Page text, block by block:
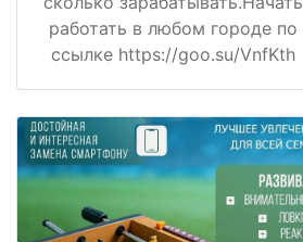
работать в любом городе по
ссылке https://goo.su/VnfKth